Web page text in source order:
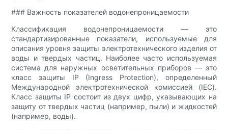
### Важность показателей водонепроницаемости
Классификация водонепроницаемости — это
стандартизированные показатели, используемые для
описания уровня защиты электротехнического изделия от
воды и твердых частиц. Наиболее часто используемая
система для наружных осветительных приборов — это
класс защиты IP (Ingress Protection), определенный
Международной электротехнической комиссией (IEC).
Класс защиты IP состоит из двух цифр, указывающих на
защиту от твердых частиц (например, пыли) и жидкостей
(например, воды).